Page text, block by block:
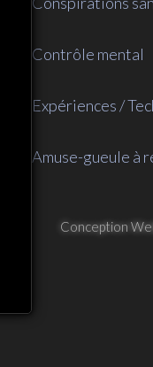
Contrôle mental
Expériences /
Amuse-gueule à
Conception